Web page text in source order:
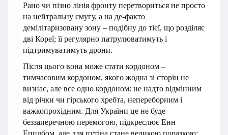
Рано чи пізно лінія фронту перетвориться не просто
на нейтральну смугу, а на де-факто
демілітаризовану зону – подібну до тієї, що розділяє
дві Кореї; її регулярно патрулюватимуть і
підтримуватимуть дрони.
Після цього вона може стати кордоном –
тимчасовим кордоном, якого жодна зі сторін не
визнає, але все одно кордоном: не надто відмінним
від річки чи гірського хребта, непереборним і
важкопрохідним. Для України це не буде
беззаперечною перемогою, підкреслює Енн
Епплбом, але для путіна стане великою поразкою: